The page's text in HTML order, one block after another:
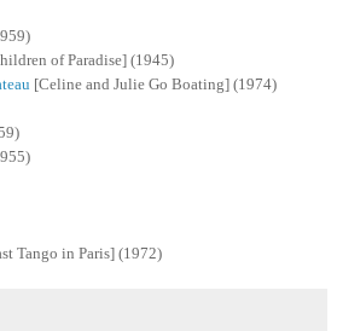
of Paradise] (1945)
[Celine and Julie Go Boating] (1974)
Tango in Paris] (1972)